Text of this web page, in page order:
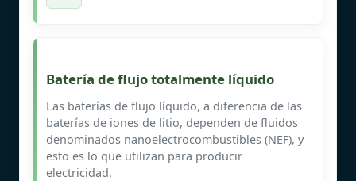
Batería de flujo totalmente líquido
Las baterías de flujo líquido, a diferencia de las
baterías de iones de litio, dependen de fluidos
denominados nanoelectrocombustibles (NEF), y
esto es lo que utilizan para producir
electricidad.